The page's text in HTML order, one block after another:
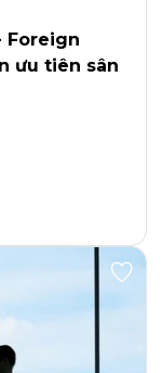
Foreign
ưu tiên sân